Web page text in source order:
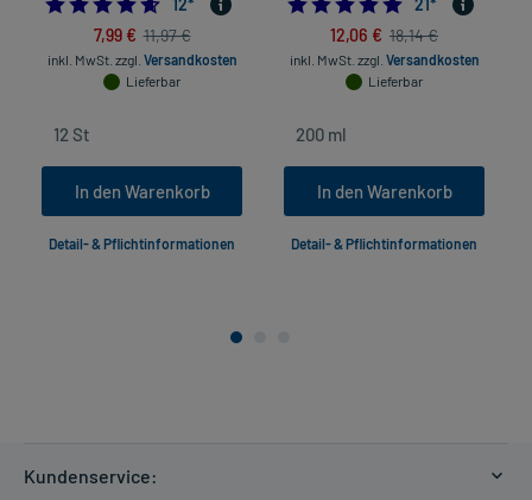
12*
7,99 € 11,97 €
inkl. MwSt. zzgl. Versandkosten
Lieferbar
In den Warenkorb
Detail- & Pflichtinformationen
21*
12,06 € 18,14 €
inkl. MwSt. zzgl. Versandkosten
Lieferbar
In den Warenkorb
Detail- & Pflichtinformationen
Kundenservice: